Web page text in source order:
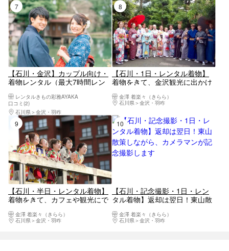
7位
【石川・金沢】カップル向け・
着物レンタル（最大7時間レン
レンタルきもの彩雅AYAKA
口コミ(2)
石川県
金沢・羽咋
8位
【石川・1日・レンタル着物】
着物をきて、金沢観光に出かけ
金澤 着楽々（きらら）
石川県
金沢・羽咋
9位
【石川・半日・レンタル着物】
着物をきて、カフェや観光にで
ン 金澤 着楽々（きらら）
石川県
金沢・羽咋
10位
【石川・記念撮影・1日・レン
タル着物】返却は翌日！東山散
撮影します
金澤 着楽々（きらら）
石川県
金沢・羽咋